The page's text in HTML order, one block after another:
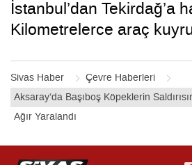
Sivas Haber
Çevre Haberleri
Aksaray’da Başıboş Köpeklerin
Ağır Yaralandı
İstanbul’dan Tekirdağ’a
Kilometrelerce araç